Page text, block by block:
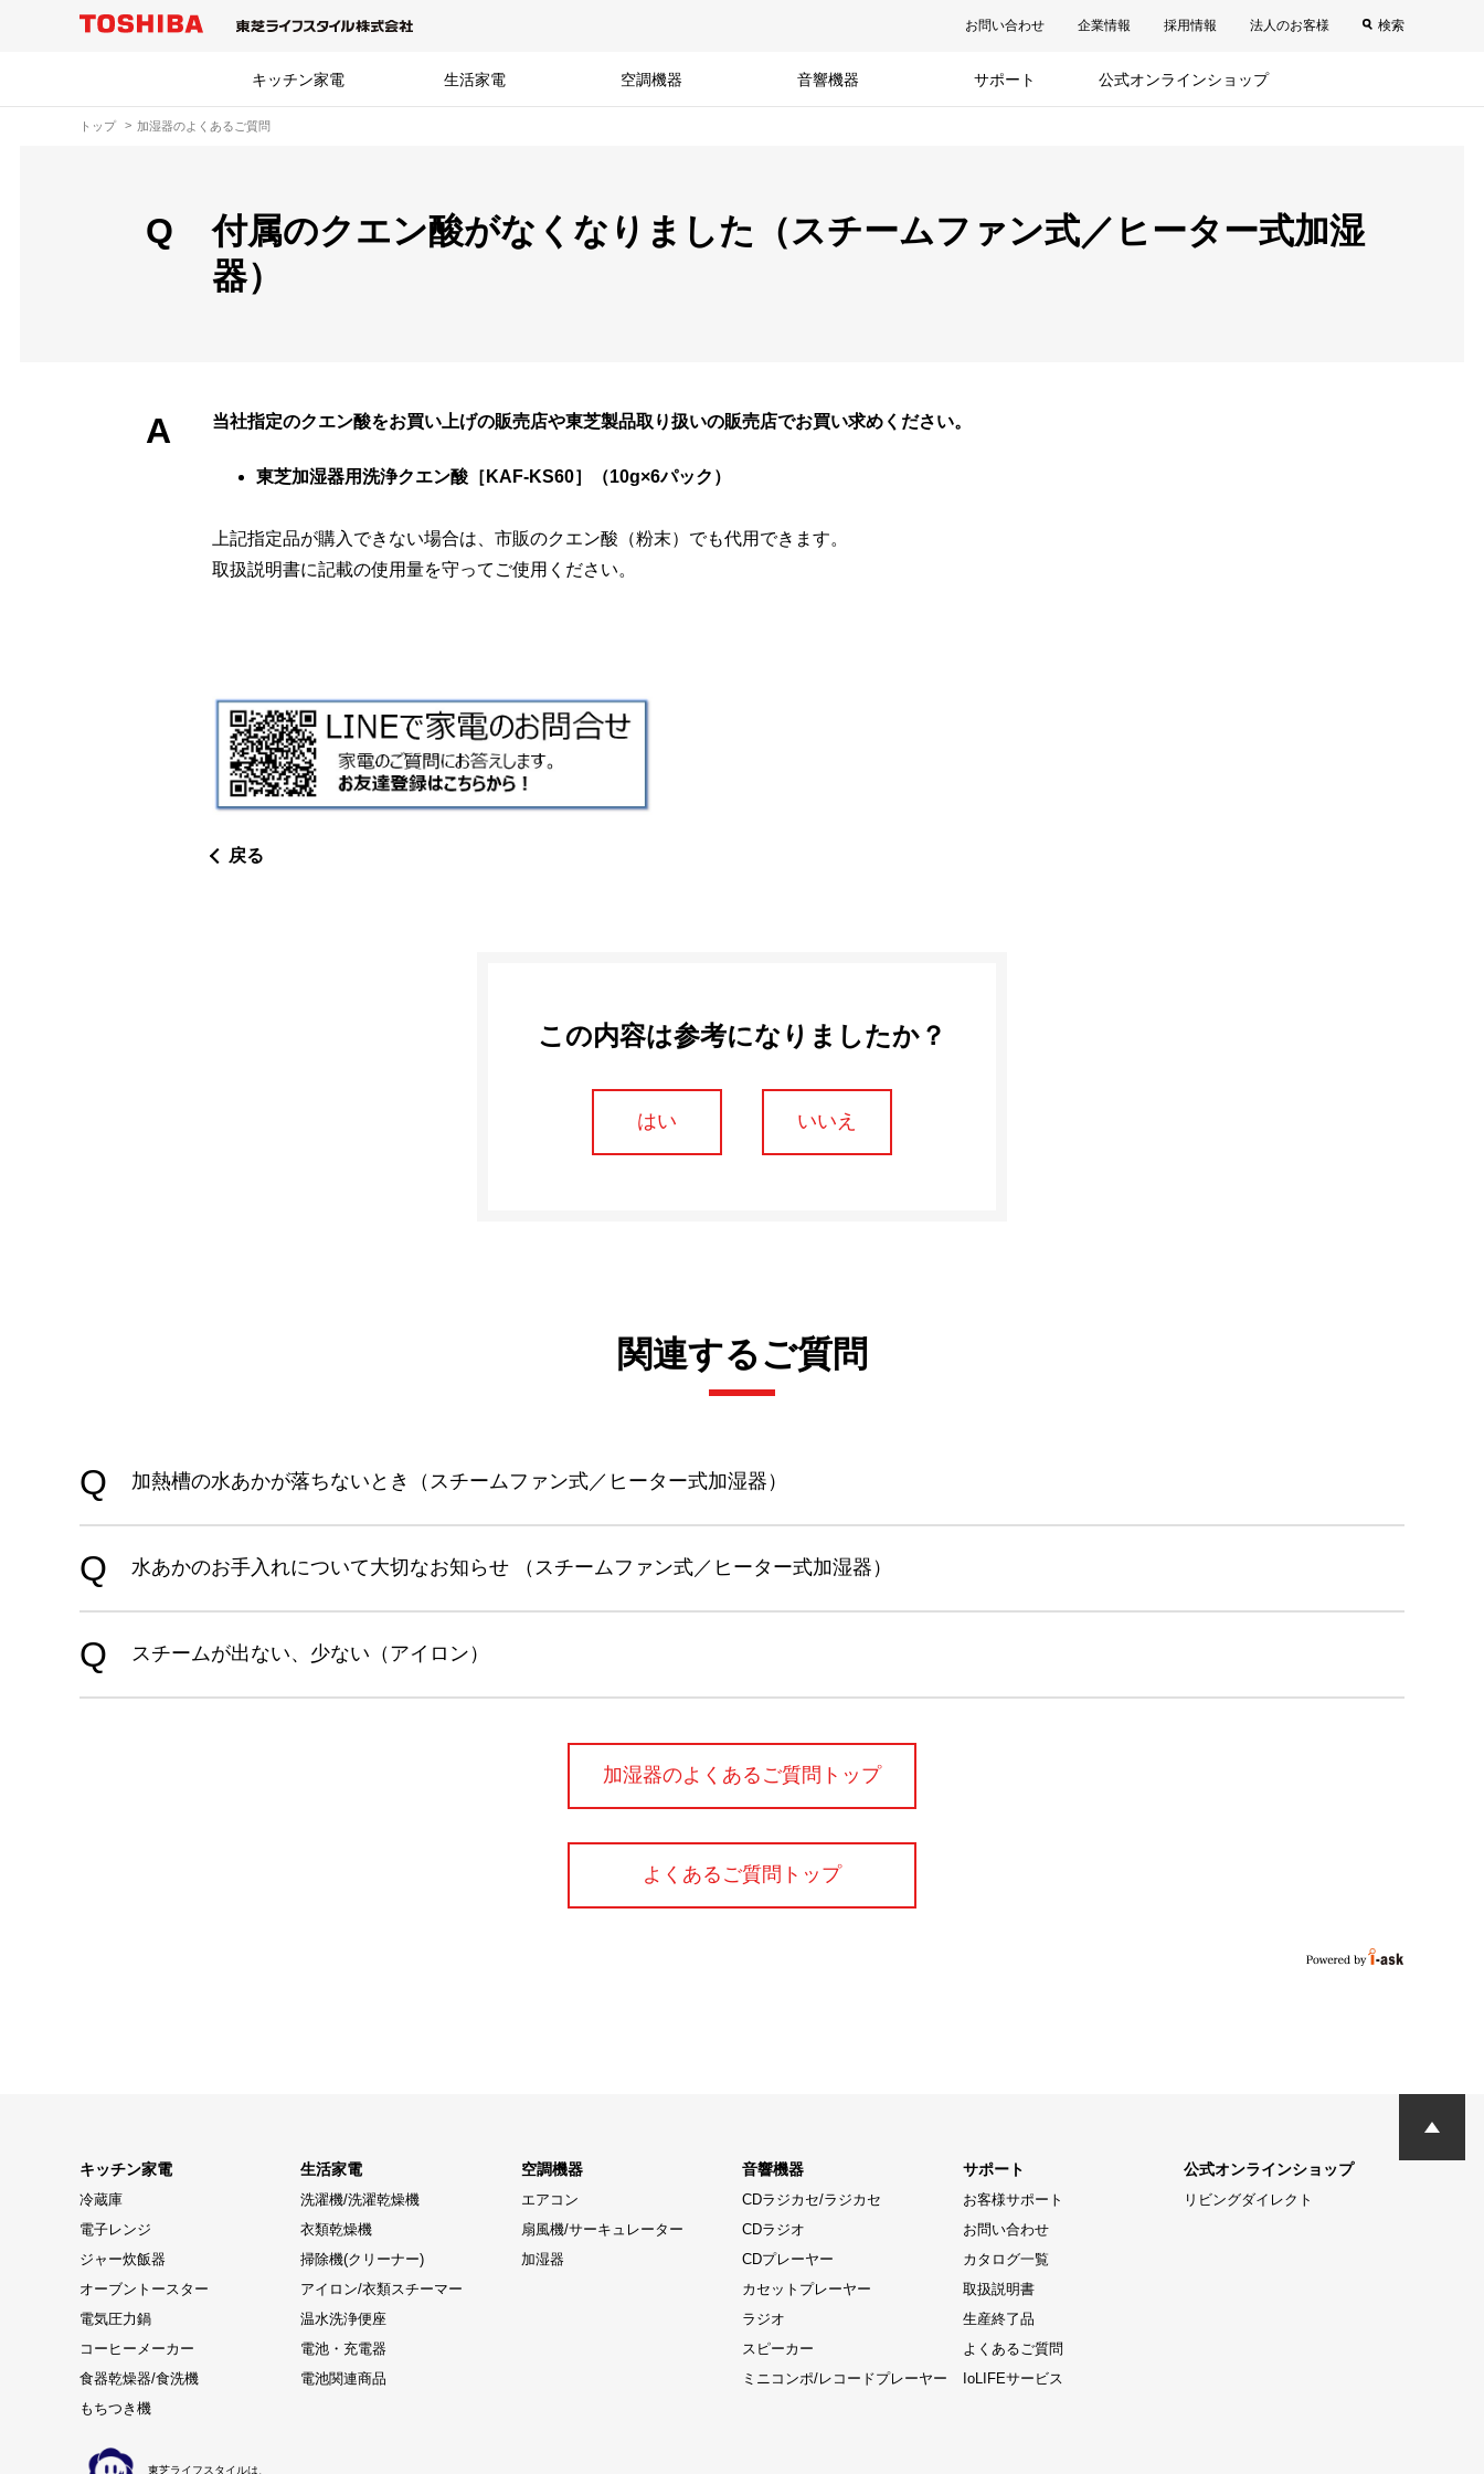
お問い合わせ 企業情報 採用情報 法人のお客様 検索
キッチン家電 生活家電 空調機器 音響機器 サポート 公式オンラインショップ
トップ 加湿器のよくあるご質問
Q
付属のクエン酸がなくなりました（スチームファン式／ヒーター式加湿
器）
A 当社指定のクエン酸をお買い上げの販売店や東芝製品取り扱いの販売店でお買い求めください。
東芝加湿器用洗浄クエン酸［KAF-KS60］（10g×6パック）
上記指定品が購入できない場合は、市販のクエン酸（粉末）でも代用できます。
取扱説明書に記載の使用量を守ってご使用ください。
戻る
この内容は参考になりましたか？
はい いいえ
関連するご質問
加熱槽の水あかが落ちないとき（スチームファン式／ヒーター式加湿器）
水あかのお手入れについて大切なお知らせ （スチームファン式／ヒーター式加湿器）
スチームが出ない、少ない（アイロン）
加湿器のよくあるご質問トップ
よくあるご質問トップ
キッチン家電
冷蔵庫
電子レンジ
ジャー炊飯器
オーブントースター
電気圧力鍋
コーヒーメーカー
食器乾燥器/食洗機
もちつき機
生活家電
洗濯機/洗濯乾燥機
衣類乾燥機
掃除機(クリーナー)
アイロン/衣類スチーマー
温水洗浄便座
電池・充電器
電池関連商品
空調機器
エアコン
扇風機/サーキュレーター
加湿器
音響機器
CDラジカセ/ラジカセ
CDラジオ
CDプレーヤー
カセットプレーヤー
ラジオ
スピーカー
ミニコンポ/レコードプレーヤー
サポート
お客様サポート
お問い合わせ
カタログ一覧
取扱説明書
生産終了品
よくあるご質問
IoLIFEサービス
公式オンラインショップ
リビングダイレクト
東芝ライフスタイルは、